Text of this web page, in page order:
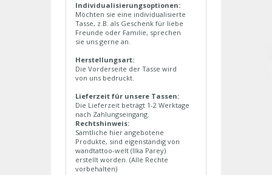
Individualisierungsoptionen:
Möchten sie eine individualisierte
Tasse, z.B. als Geschenk für liebe
Freunde oder Familie, sprechen
sie uns gerne an.
Herstellungsart:
Die Vorderseite der Tasse wird
von uns bedruckt.
Lieferzeit für unsere Tassen:
Die Lieferzeit beträgt 1-2 Werktage
nach Zahlungseingang.
Rechtshinweis:
Sämtliche hier angebotene
Produkte, sind eigenständig von
wandtattoo-welt (Ilka Parey)
erstellt worden. (Alle Rechte
vorbehalten)